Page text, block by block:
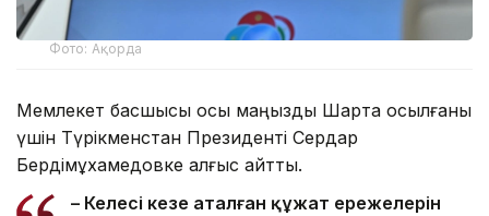
Фото: Ақорда
Мемлекет басшысы осы маңызды Шартқа қосылғаны
үшін Түрікменстан Президенті Сердар
Бердімұхамедовке алғыс айтты.
– Келесі кезең аталған құжат ережелерін